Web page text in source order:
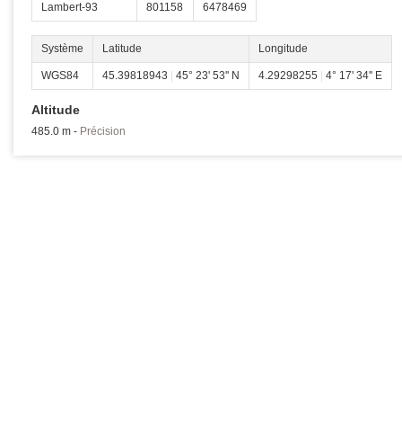
Lambert-93 801158 6478469
Système Latitude Longitude
WGS84 45.39818943 45° 23' 53'' N 4.29298255 4° 17' 34'' E
Altitude
485.0 m - Précision